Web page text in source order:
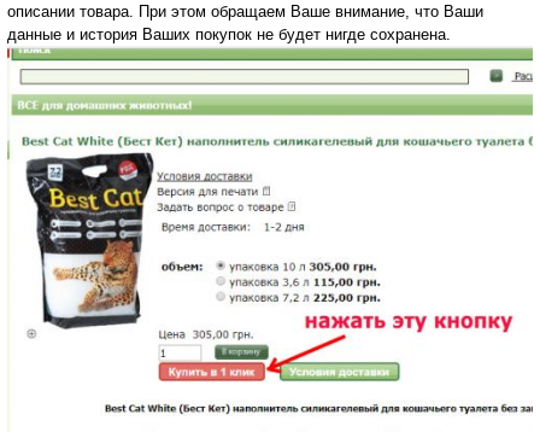
описании товара. При этом обращаем Ваше внимание, что Ваши
данные и история Ваших покупок не будет нигде сохранена.